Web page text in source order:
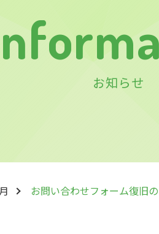
お知らせ
お問い合わせフォーム復旧